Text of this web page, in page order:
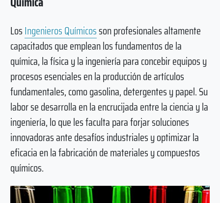
LosIngenieros Químicosson profesionales altamente
capacitados que emplean los fundamentos de la
química, la física y la ingeniería para concebir equipos y
procesos esenciales en la producción de artículos
fundamentales, como gasolina, detergentes y papel. Su
labor se desarrolla en la encrucijada entre la ciencia y la
ingeniería, lo que les faculta para forjar soluciones
innovadoras ante desafíos industriales y optimizar la
eficacia en la fabricación de materiales y compuestos
químicos.